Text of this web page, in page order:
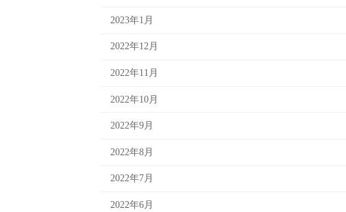
2023年1月
2022年12月
2022年11月
2022年10月
2022年9月
2022年8月
2022年7月
2022年6月